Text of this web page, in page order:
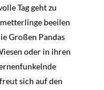
Tag geht zu
beeilen
Großen Pandas
oder in ihren
sich auf den